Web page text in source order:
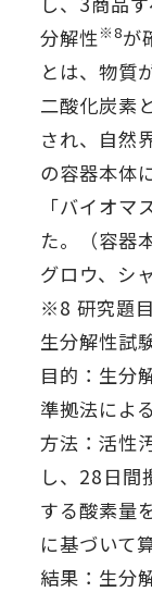
分解性 ※8が
とは、物質
二酸化炭素
され、自然
の容器本体
「バイオ
た。（容器
グロウ、シ
※8 研究題
生分解性試
目的：生分
準拠法によ
方法：活性
し、28日間
する酸素量
に基づいて
結果：生分